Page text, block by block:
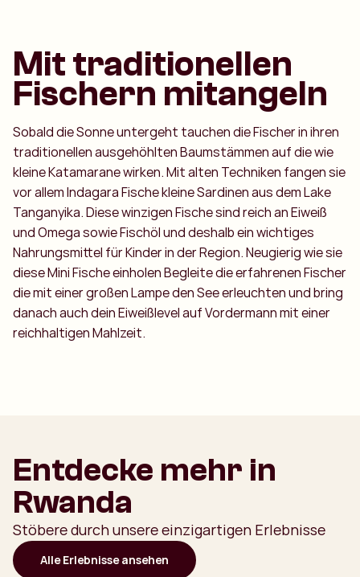
Mit traditionellen
Fischern mitangeln
Sobald die Sonne untergeht tauchen die Fischer in ihren
traditionellen ausgehöhlten Baumstämmen auf die wie
kleine Katamarane wirken. Mit alten Techniken fangen sie
vor allem Indagara Fische kleine Sardinen aus dem Lake
Tanganyika. Diese winzigen Fische sind reich an Eiweiß
und Omega sowie Fischöl und deshalb ein wichtiges
Nahrungsmittel für Kinder in der Region. Neugierig wie sie
diese Mini Fische einholen Begleite die erfahrenen Fischer
die mit einer großen Lampe den See erleuchten und bring
danach auch dein Eiweißlevel auf Vordermann mit einer
reichhaltigen Mahlzeit.
Entdecke mehr in
Rwanda
Stöbere durch unsere einzigartigen Erlebnisse
Alle Erlebnisse ansehen